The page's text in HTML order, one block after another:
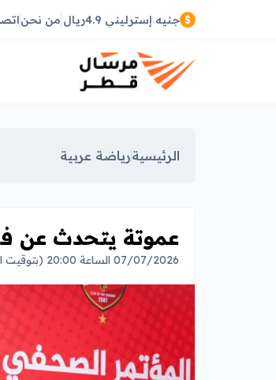
جنيه إسترليني 4.9ريال من نحن
الرئيسيةرياضة عربية
عموتة يتحدث عن
07/07/2026 الساعة 20:00 (بتوقيت الدوحة)